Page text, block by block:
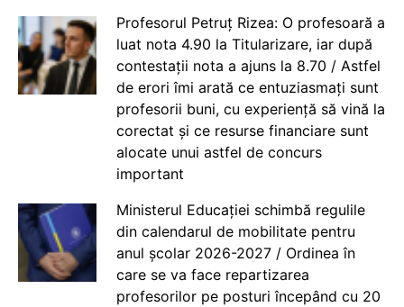
Profesorul Petruț Rizea: O profesoară a
luat nota 4.90 la Titularizare, iar după
contestații nota a ajuns la 8.70 / Astfel
de erori îmi arată ce entuziasmați sunt
profesorii buni, cu experiență să vină la
corectat și ce resurse financiare sunt
alocate unui astfel de concurs
important
Ministerul Educației schimbă regulile
din calendarul de mobilitate pentru
anul școlar 2026-2027 / Ordinea în
care se va face repartizarea
profesorilor pe posturi începând cu 20